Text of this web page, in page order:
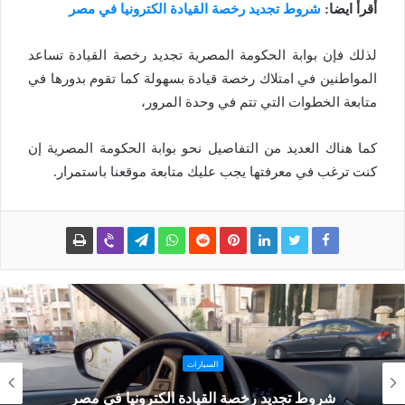
أقرأ ايضا: شروط تجديد رخصة القيادة الكترونيا في مصر
لذلك فإن بوابة الحكومة المصرية تجديد رخصة القيادة تساعد
المواطنين في امتلاك رخصة قيادة بسهولة كما تقوم بدورها في
متابعة الخطوات التي تتم في وحدة المرور،
كما هناك العديد من التفاصيل نحو بوابة الحكومة المصرية إن
كنت ترغب في معرفتها يجب عليك متابعة موقعنا باستمرار.
السيارات
شروط تجديد رخصة القيادة الكترونيا في مصر